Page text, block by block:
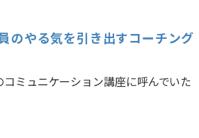
やる気を引き出すコーチング
ミュニケーション講座に呼んでいた